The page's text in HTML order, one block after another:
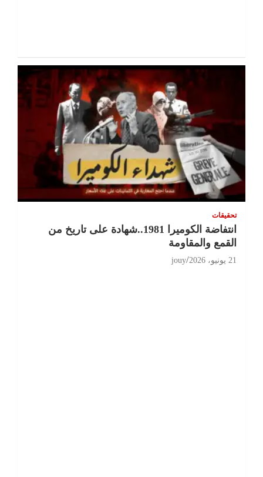
تحقيقات
انتفاضة الكوميرا 1981..شهادة على تاريخ من
القمع والمقاومة
21 يونيو، 2026 jouy